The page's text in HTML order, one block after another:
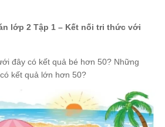
lớp 2 Tập 1 – Kết nối tri thức với
đây có kết quả bé hơn 50? Những
kết quả lớn hơn 50?